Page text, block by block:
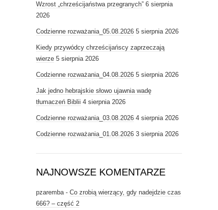
Wzrost „chrześcijaństwa przegranych” 6 sierpnia
2026
Codzienne rozważania_05.08.2026 5 sierpnia 2026
Kiedy przywódcy chrześcijańscy zaprzeczają
wierze 5 sierpnia 2026
Codzienne rozważania_04.08.2026 5 sierpnia 2026
Jak jedno hebrajskie słowo ujawnia wadę
tłumaczeń Biblii 4 sierpnia 2026
Codzienne rozważania_03.08.2026 4 sierpnia 2026
Codzienne rozważania_01.08.2026 3 sierpnia 2026
NAJNOWSZE KOMENTARZE
pzaremba - Co zrobią wierzący, gdy nadejdzie czas
666? – część 2